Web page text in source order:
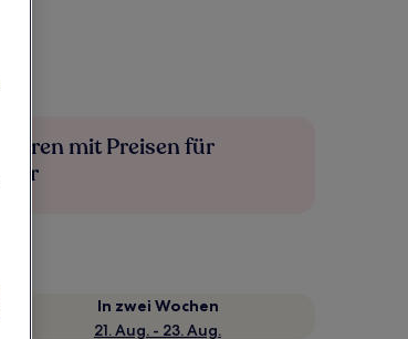
sparen mit Preisen für
In zwei Wochen
21. Aug. - 23. Aug.